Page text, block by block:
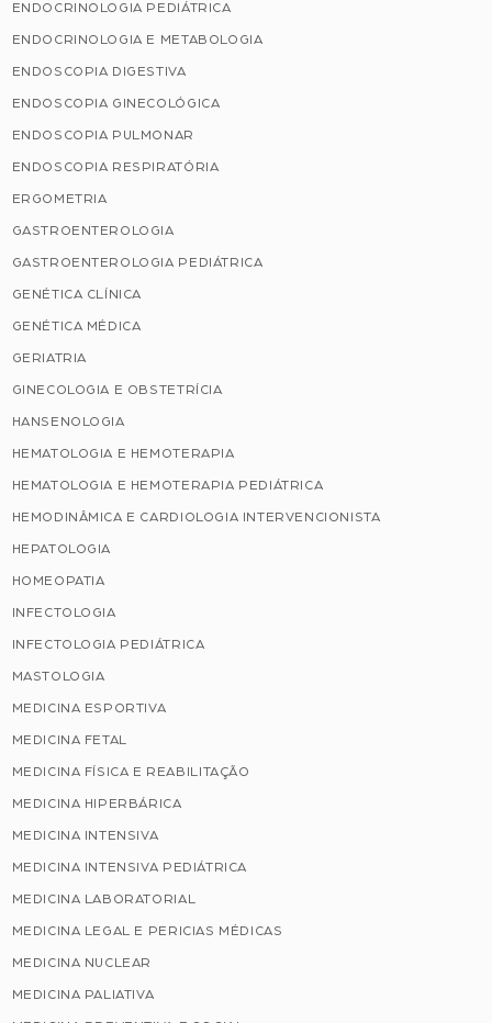
ENDOCRINOLOGIA PEDIÁTRICA
ENDOCRINOLOGIA E METABOLOGIA
ENDOSCOPIA DIGESTIVA
ENDOSCOPIA GINECOLÓGICA
ENDOSCOPIA PULMONAR
ENDOSCOPIA RESPIRATÓRIA
ERGOMETRIA
GASTROENTEROLOGIA
GASTROENTEROLOGIA PEDIÁTRICA
GENÉTICA CLÍNICA
GENÉTICA MÉDICA
GERIATRIA
GINECOLOGIA E OBSTETRÍCIA
HANSENOLOGIA
HEMATOLOGIA E HEMOTERAPIA
HEMATOLOGIA E HEMOTERAPIA PEDIÁTRICA
HEMODINÂMICA E CARDIOLOGIA INTERVENCIONISTA
HEPATOLOGIA
HOMEOPATIA
INFECTOLOGIA
INFECTOLOGIA PEDIÁTRICA
MASTOLOGIA
MEDICINA ESPORTIVA
MEDICINA FETAL
MEDICINA FÍSICA E REABILITAÇÃO
MEDICINA HIPERBÁRICA
MEDICINA INTENSIVA
MEDICINA INTENSIVA PEDIÁTRICA
MEDICINA LABORATORIAL
MEDICINA LEGAL E PERICIAS MÉDICAS
MEDICINA NUCLEAR
MEDICINA PALIATIVA